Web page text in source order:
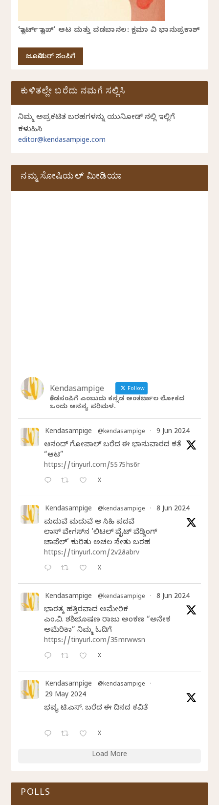
‘ಸ್ಟಾರ್ಟ್ ಸ್ಟಾಪ್’ ಆಟ ಮತ್ತು ವಡಬಾನಲ: ಕ್ಷಮಾ ವಿ ಭಾನುಪ್ರಕಾಶ್
ಜೂನಿಯರ್ ಸಂಪಿಗೆ
ಕುಳಿತಲ್ಲೇ ಬರೆದು ನಮಗೆ ಸಲ್ಲಿಸಿ
ನಿಮ್ಮ ಅಪ್ರಕಟಿತ ಬರಹಗಳನ್ನು ಯುನಿಕೋಡ್ ನಲ್ಲಿ ಇಲ್ಲಿಗೆ
ಕಳುಹಿಸಿ
editor@kendasampige.com
ನಮ್ಮ ಸೋಷಿಯಲ್‌ ಮೀಡಿಯಾ
Kendasampige Follow
ಕೆಂಡಸಂಪಿಗೆ ಎಂಬುದು ಕನ್ನಡ ಅಂತರ್ಜಾಲ ಲೋಕದ
ಒಂದು ಅನನ್ಯ ಪರಿಮಳ.
Kendasampige @kendasampige · 9 Jun 2024
ಆನಂದ್‌ ಗೋಪಾಲ್‌ ಬರೆದ ಈ ಭಾನುವಾರದ ಕತೆ
“ಆಟ”
https://tinyurl.com/5575hs6r
X
Kendasampige @kendasampige · 8 Jun 2024
ಮದುವೆ ಮದುವೆ ಆ ಸಿಹಿ ಪದವೆ
ಲಾಸ್‌ ವೇಗಸ್‌ನ ‘ಲಿಟಲ್ ವೈಟ್ ವೆಡ್ಡಿಂಗ್
ಚಾಪೆಲ್’ ಕುರಿತು ಅಚಲ ಸೇತು ಬರಹ
https://tinyurl.com/2v28abrv
X
Kendasampige @kendasampige · 8 Jun 2024
ಭಾರತಕ್ಕೆ ಹತ್ತಿರವಾದ ಅಮೇರಿಕ
ಎಂ.ವಿ. ಶಶಿಭೂಷಣ ರಾಜು ಅಂಕಣ “ಅನೇಕ
ಅಮೆರಿಕಾ” ನಿಮ್ಮ ಓದಿಗೆ
https://tinyurl.com/35mrwwsn
X
Kendasampige @kendasampige ·
29 May 2024
ಭವ್ಯ ಟಿ.ಎಸ್. ಬರೆದ ಈ ದಿನದ ಕವಿತೆ
X
Load More
POLLS